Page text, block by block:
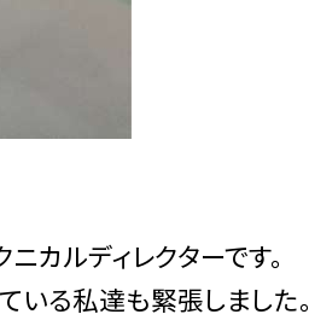
カルディレクターです。
いる私達も緊張しました。